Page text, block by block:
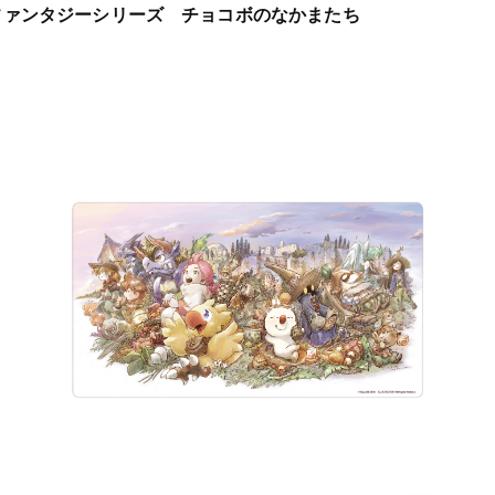
ンタジーシリーズ チョコボのなかまたち